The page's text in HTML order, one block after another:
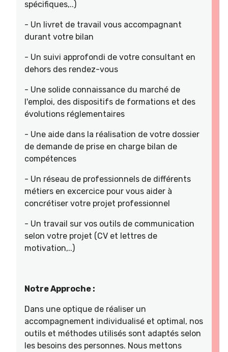
spécifiques,..)
- Un livret de travail vous accompagnant
durant votre bilan
- Un suivi approfondi de votre consultant en
dehors des rendez-vous
- Une solide connaissance du marché de
l'emploi, des dispositifs de formations et des
évolutions réglementaires
- Une aide dans la réalisation de votre dossier
de demande de prise en charge bilan de
compétences
- Un réseau de professionnels de différents
métiers en excercice pour vous aider à
concrétiser votre projet professionnel
- Un travail sur vos outils de communication
selon votre projet (CV et lettres de
motivation,..)
Notre Approche :
Dans une optique de réaliser un
accompagnement individualisé et optimal, nos
outils et méthodes utilisés sont adaptés selon
les besoins des personnes. Nous mettons